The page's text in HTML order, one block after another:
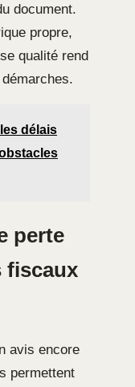
document.
propre,
qualité rend
délais
perte
fiscaux
avis encore
permettent